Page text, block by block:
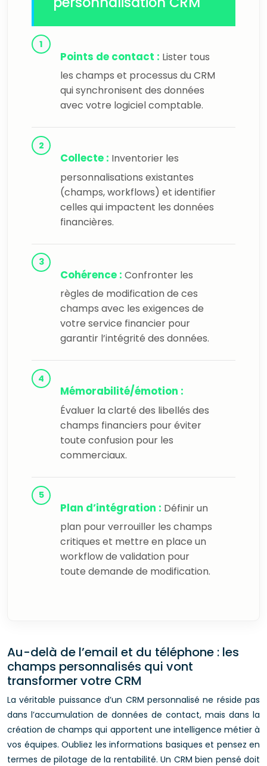
Points de contact : Lister tous
les champs et processus du CRM
qui synchronisent des données
avec votre logiciel comptable.
Collecte : Inventorier les
personnalisations existantes
(champs, workflows) et identifier
celles qui impactent les données
financières.
Cohérence : Confronter les
règles de modification de ces
champs avec les exigences de
votre service financier pour
garantir l’intégrité des données.
Mémorabilité/émotion :
Évaluer la clarté des libellés des
champs financiers pour éviter
toute confusion pour les
commerciaux.
Plan d’intégration : Définir un
plan pour verrouiller les champs
critiques et mettre en place un
workflow de validation pour
toute demande de modification.
Au-delà de l’email et du téléphone : les
champs personnalisés qui vont
transformer votre CRM
La véritable puissance d’un CRM personnalisé ne réside pas
dans l’accumulation de données de contact, mais dans la
création de champs qui apportent une intelligence métier à
vos équipes. Oubliez les informations basiques et pensez en
termes de pilotage de la rentabilité. Un CRM bien pensé doit